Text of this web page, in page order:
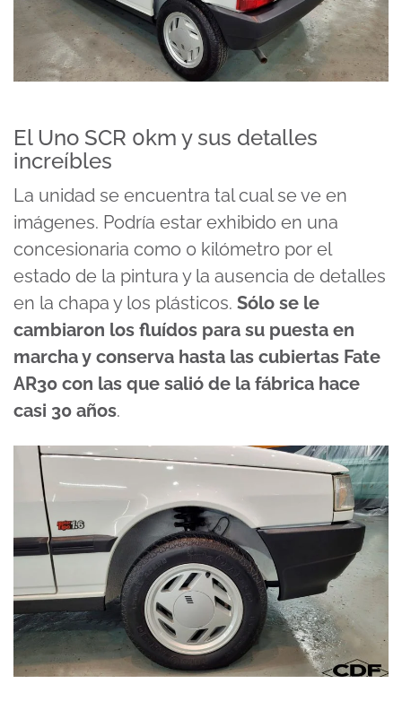
El Uno SCR 0km y sus detalles
increíbles
La unidad se encuentra tal cual se ve en
imágenes. Podría estar exhibido en una
concesionaria como 0 kilómetro por el
estado de la pintura y la ausencia de detalles
en la chapa y los plásticos. Sólo se le
cambiaron los fluídos para su puesta en
marcha y conserva hasta las cubiertas Fate
AR30 con las que salió de la fábrica hace
casi 30 años.